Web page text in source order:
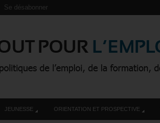
Se désabonner
JEUNESSE ORIENTATION ET PROSPECTIVE